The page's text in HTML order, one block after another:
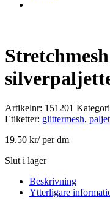
Artikelnr: 151201
Etiketter: glittermesh,
19.50 kr/ per dm
Slut i lager
Beskrivning
Ytterligare